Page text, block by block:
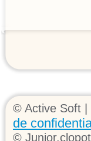
© Active Soft |
de
©